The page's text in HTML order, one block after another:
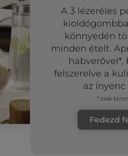
A 3 lézeréles
könnyedén
minden ételt.
felszerelve a
az
* csak
Fedezd